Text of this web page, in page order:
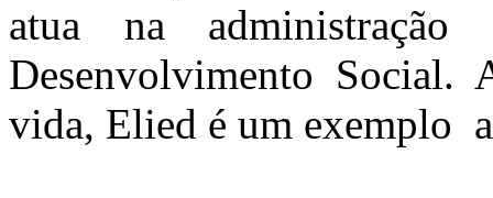
atua na
Desenvolvimento Social.
vida, Elied é um exemplo